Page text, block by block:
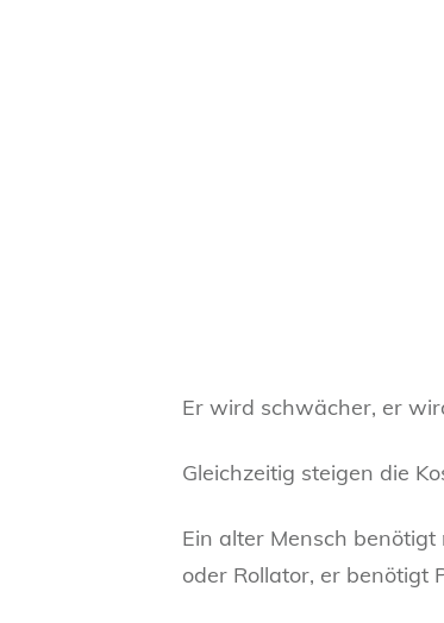
Er wird schwächer, er
Gleichzeitig steigen die
Ein alter Mensch
oder Rollator, er benötigt